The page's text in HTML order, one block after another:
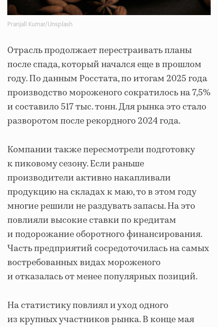
Pranjall Kumar/Unsplash
Отрасль продолжает перестраивать планы
после спада, который начался еще в прошлом
году. По данным Росстата, по итогам 2025 года
производство мороженого сократилось на 7,5%
и составило 517 тыс. тонн. Для рынка это стало
разворотом после рекордного 2024 года.
Компании также пересмотрели подготовку
к пиковому сезону. Если раньше
производители активно накапливали
продукцию на складах к маю, то в этом году
многие решили не раздувать запасы. На это
повлияли высокие ставки по кредитам
и подорожание оборотного финансирования.
Часть предприятий сосредоточилась на самых
востребованных видах мороженого
и отказалась от менее популярных позиций.
На статистику повлиял и уход одного
из крупных участников рынка. В конце мая